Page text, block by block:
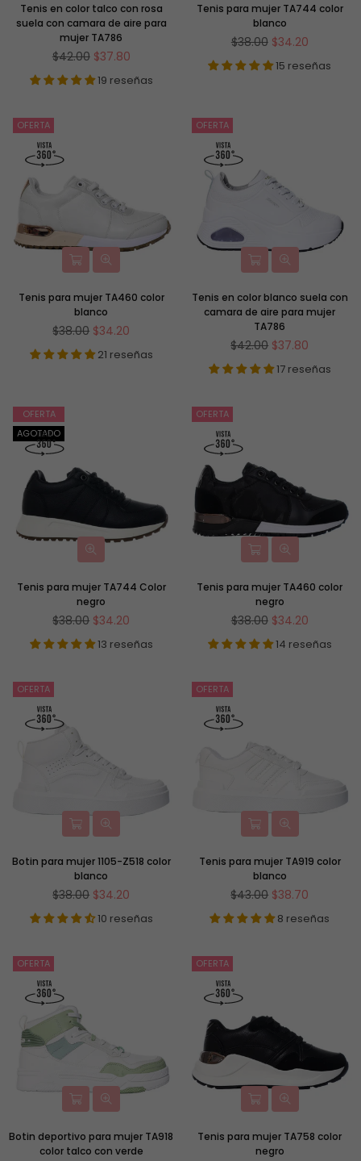
Tenis en color talco con rosa
suela con camara de aire para
mujer TA786
Precio
$42.00 $37.80
19 reseñas
Tenis para mujer TA744 color
blanco
Precio
$38.00 $34.20
15 reseñas
OFERTA
Tenis para mujer TA460 color
blanco
Precio
$38.00 $34.20
21 reseñas
OFERTA
Tenis en color blanco suela con
camara de aire para mujer
TA786
Precio
$42.00 $37.80
17 reseñas
OFERTA
AGOTADO
Tenis para mujer TA744 Color
negro
Precio
$38.00 $34.20
13 reseñas
OFERTA
Tenis para mujer TA460 color
negro
Precio
$38.00 $34.20
14 reseñas
OFERTA
Botin para mujer 1105-Z518 color
blanco
Precio
$38.00 $34.20
10 reseñas
OFERTA
Tenis para mujer TA919 color
blanco
Precio
$43.00 $38.70
8 reseñas
OFERTA
Botin deportivo para mujer TA918
color talco con verde
OFERTA
Tenis para mujer TA758 color
negro